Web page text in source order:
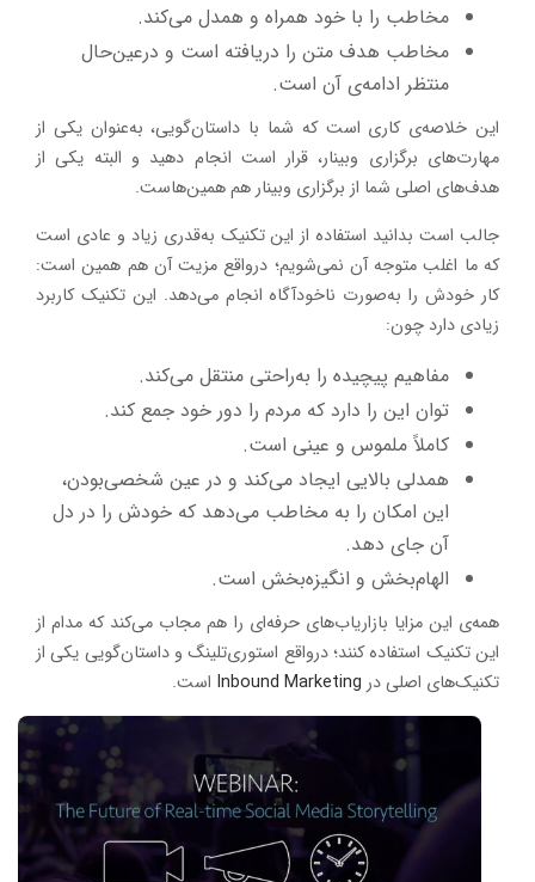
مخاطب را با خود همراه و همدل می‌کند.
مخاطب هدف متن را دریافته است و درعین‌حال
منتظر ادامه‌ی آن است.
این خلاصه‌ی کاری است که شما با داستان‌گویی، به‌عنوان یکی از
مهارت‌های برگزاری وبینار، قرار است انجام دهید و البته یکی از
هدف‌های اصلی شما از برگزاری وبینار هم همین‌هاست.
جالب است بدانید استفاده از این تکنیک به‌قدری زیاد و عادی است
که ما اغلب متوجه آن نمی‌شویم؛ درواقع مزیت آن هم همین است:
کار خودش را به‌صورت ناخودآگاه انجام می‌دهد. این تکنیک کاربرد
زیادی دارد چون:
مفاهیم پیچیده را به‌راحتی منتقل می‌کند.
توان این را دارد که مردم را دور خود جمع کند.
کاملاً ملموس و عینی است.
همدلی بالایی ایجاد می‌کند و در عین شخصی‌بودن،
این امکان را به مخاطب می‌دهد که خودش را در دل
آن جای دهد.
الهام‌بخش و انگیزه‌بخش است.
همه‌ی این مزایا بازاریاب‌های حرفه‌ای را هم مجاب می‌کند که مدام از
این تکنیک استفاده کنند؛ درواقع استوری‌تلینگ و داستان‌گویی یکی از
تکنیک‌های اصلی در Inbound Marketing است.